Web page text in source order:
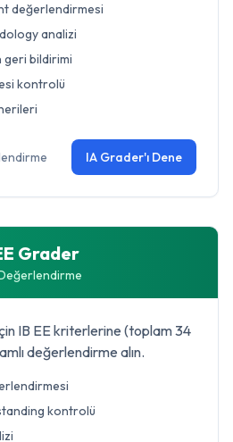
değerlendirmesi
analizi
geri bildirimi
kontrolü
IA Grader'ı Dene
Grader
IB EE kriterlerine (toplam 34
değerlendirme alın.
kontrolü